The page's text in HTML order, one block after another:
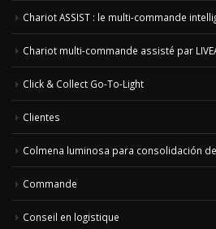
Chariot ASSIST : le multi-commande
Chariot multi-commande assisté par
Click & Collect Go-To-Light
Clientes
Colmena luminosa para consolidación
Commande
Conseil en logistique